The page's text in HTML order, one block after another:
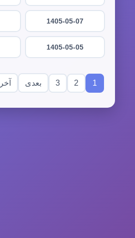
1405-05-07
1405-05-05
1
2
3 بعدی آخر